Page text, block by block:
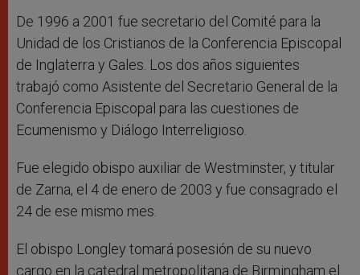
De 1996 a 2001 fue secretario del Comité para la
Unidad de los Cristianos de la Conferencia Episcopal
de Inglaterra y Gales. Los dos años siguientes
trabajó como Asistente del Secretario General de la
Conferencia Episcopal para las cuestiones de
Ecumenismo y Diálogo Interreligioso.
Fue elegido obispo auxiliar de Westminster, y titular
de Zarna, el 4 de enero de 2003 y fue consagrado el
24 de ese mismo mes.
El obispo Longley tomará posesión de su nuevo
cargo en la catedral metropolitana de Birmingham el